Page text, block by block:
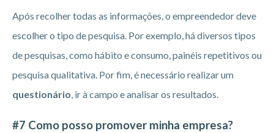
Após recolher todas as informações, o empreendedor deve
escolher o tipo de pesquisa. Por exemplo, há diversos tipos
de pesquisas, como hábito e consumo, painéis repetitivos ou
pesquisa qualitativa. Por fim, é necessário realizar um
questionário, ir à campo e analisar os resultados.
#7 Como posso promover minha empresa?